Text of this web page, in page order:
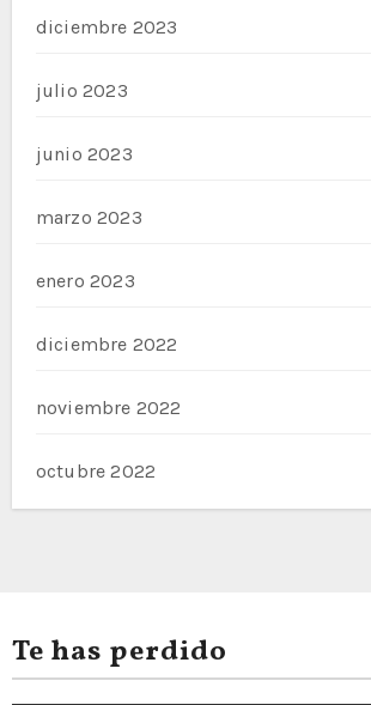
diciembre 2023
julio 2023
junio 2023
marzo 2023
enero 2023
diciembre 2022
noviembre 2022
octubre 2022
Te has perdido